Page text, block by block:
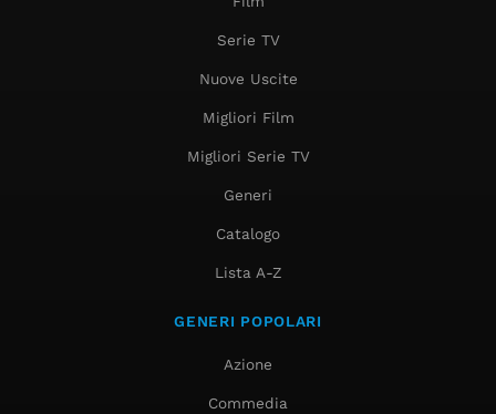
Serie TV
Nuove Uscite
Migliori Film
Migliori Serie TV
Generi
Catalogo
Lista A-Z
GENERI POPOLARI
Azione
Commedia